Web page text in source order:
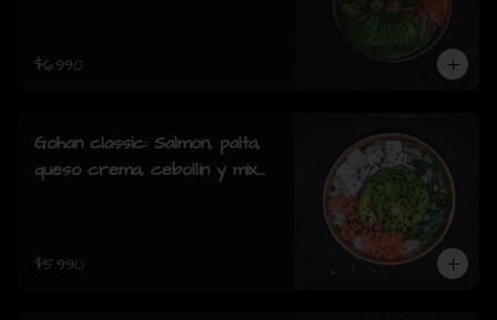
$6.990
Gohan classic: Salmon, palta,
queso crema, cebollin y mix
$5.990